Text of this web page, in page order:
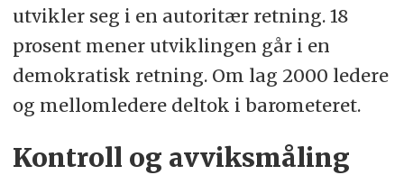
utvikler seg i en autoritær retning. 18
prosent mener utviklingen går i en
demokratisk retning. Om lag 2000 ledere
og mellomledere deltok i barometeret.
Kontroll og avviksmåling